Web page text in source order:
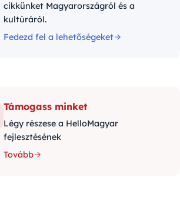
cikkünket Magyarországról és a
kultúráról.
Fedezd fel a lehetőségeket
Támogass minket
Légy részese a HelloMagyar
fejlesztésének
Tovább